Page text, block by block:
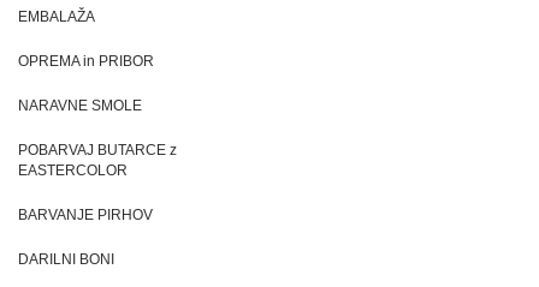
EMBALAŽA
OPREMA in PRIBOR
NARAVNE SMOLE
POBARVAJ BUTARCE z
EASTERCOLOR
BARVANJE PIRHOV
DARILNI BONI